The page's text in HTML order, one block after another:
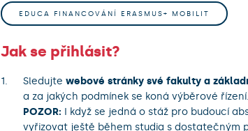
EDUCA FINANCOVÁNÍ ERASMUS+ MOBILIT
Jak se přihlásit?
Sledujte webové stránky své fakulty a
a za jakých podmínek se koná výběrové řízení.
POZOR: I když se jedná o stáž pro budoucí
vyřizovat ještě během studia s dostatečným